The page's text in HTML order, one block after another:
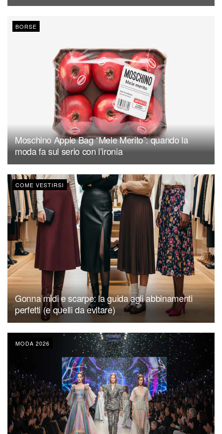
BORSE
Moschino Apple Bag “Mele Merito”: quando la
moda fa sul serio con l’ironia
COME VESTIRSI
Gonna midi e scarpe: la guida agli abbinamenti
perfetti (e quelli da evitare)
MODA 2026